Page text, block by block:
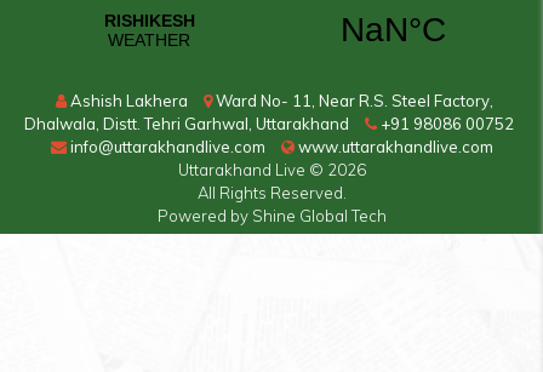
Ashish Lakhera
Ward No- 11, Near R.S. Steel Factory,
Dhalwala, Distt. Tehri Garhwal, Uttarakhand
+91 98086 00752
info@uttarakhandlive.com
www.uttarakhandlive.com
Uttarakhand Live © 2026
All Rights Reserved.
Powered by Shine Global Tech